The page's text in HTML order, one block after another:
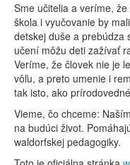
Sme učitelia a veríme,
škola i vyučovanie by
detskej duše a prebúdza
učení môžu deti zažívať
Veríme, že človek nie je
vôľu, a preto umenie i
tak isto, ako
Vieme, čo chceme:
na budúci život.
waldorfskej pedagogiky.